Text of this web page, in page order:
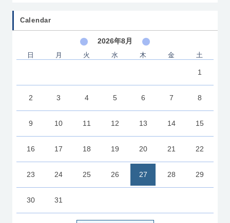
Calendar
2026年8月
日 月 火 水 木 金 土
1
2 3 4 5 6 7 8
9 10 11 12 13 14 15
16 17 18 19 20 21 22
23 24 25 26 27 28 29
30 31